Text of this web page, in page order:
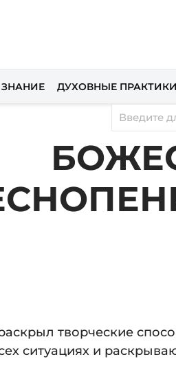
ЗНАНИЕ ДУХОВНЫЕ ПРАКТИКИ
творческие
ситуациях и